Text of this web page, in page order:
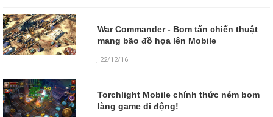
War Commander - Bom tấn chiến thuật
mang bão đồ họa lên Mobile
, 22/12/16
Torchlight Mobile chính thức ném bom
làng game di động!